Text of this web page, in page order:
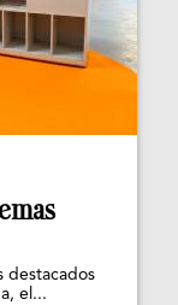
destacados
el...